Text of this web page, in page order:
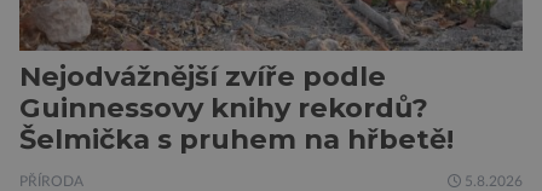
Nejodvážnější zvíře podle
Guinnessovy knihy rekordů?
Šelmička s pruhem na hřbetě!
PŘÍRODA 5.8.2026